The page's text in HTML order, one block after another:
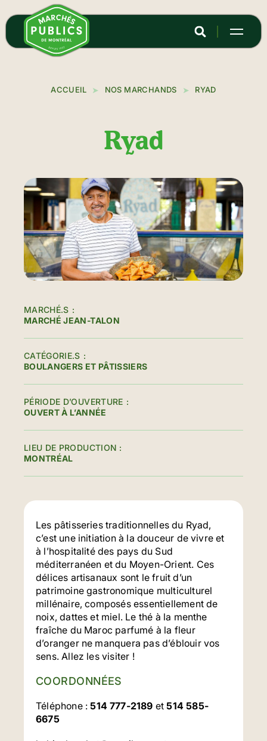
au
contenu
principal
ACCUEIL NOS MARCHANDS RYAD
Ryad
Les pâtisseries traditionnelles du Ryad,
c’est une initiation à la douceur de vivre et
à l’hospitalité des pays du Sud
méditerranéen et du Moyen-Orient. Ces
délices artisanaux sont le fruit d’un
patrimoine gastronomique multiculturel
millénaire, composés essentiellement de
noix, dattes et miel. Le thé à la menthe
fraîche du Maroc parfumé à la fleur
d’oranger ne manquera pas d’éblouir vos
sens. Allez les visiter !
COORDONNÉES
Téléphone :514 777-2189 et 514 585-
6675
MARCHÉ.S
MARCHÉ JEAN-TALON
CATÉGORIE.S
BOULANGERS ET PÂTISSIERS
PÉRIODE D’OUVERTURE
OUVERT À L’ANNÉE
LIEU DE PRODUCTION
MONTRÉAL